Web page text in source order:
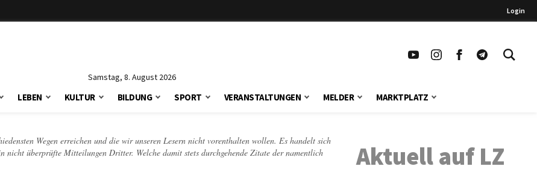
Login
Samstag, 8. August 2026
LEBEN KULTUR BILDUNG SPORT VERANSTALTUNGEN MELDER MARKTPLATZ
Wegen erreichen und die wir unseren Lesern nicht vorenthalten wollen. Es handelt sich
überprüfte Mitteilungen Dritter. Welche damit stets durchgehende Zitate der namentlich
Aktuell auf LZ